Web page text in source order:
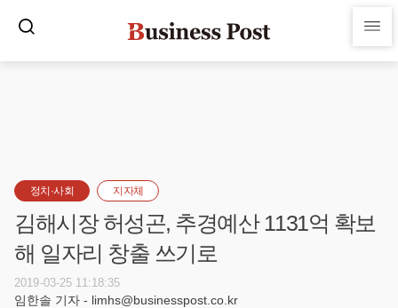
정치·사회 지자체
김해시장 허성곤, 추경예산 1131억 확보
해 일자리 창출 쓰기로
2019-03-25 11:18:35
임한솔 기자 - limhs@businesspost.co.kr